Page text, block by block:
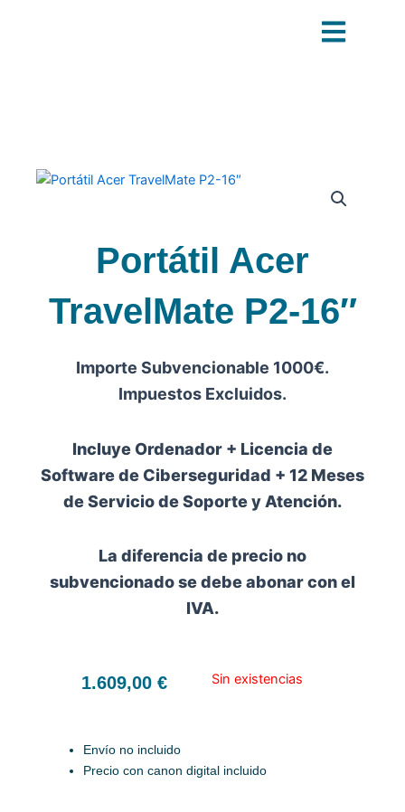
Portátil Acer
TravelMate P2-16″
Importe Subvencionable 1000€.
Impuestos Excluidos.
Incluye Ordenador + Licencia de
Software de Ciberseguridad + 12 Meses
de Servicio de Soporte y Atención.
La diferencia de precio no
subvencionado se debe abonar con el
IVA.
1.609,00 € Sin existencias
Envío no incluido
Precio con canon digital incluido